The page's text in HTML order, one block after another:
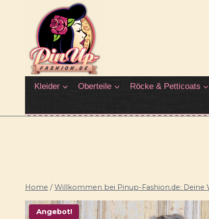
springen
Kleider Oberteile Röcke & Petticoats
Home / Willkommen bei Pinup-Fashion.de: Deine
Angebot!